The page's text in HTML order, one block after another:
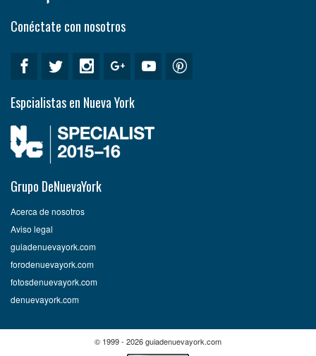
Conéctate con nosotros
Espcialistas en Nueva York
Grupo DeNuevaYork
Acerca de nosotros
Aviso legal
guiadenuevayork.com
forodenuevayork.com
fotosdenuevayork.com
denuevayork.com
© 1999 - 2026 guiadenuevayork.com